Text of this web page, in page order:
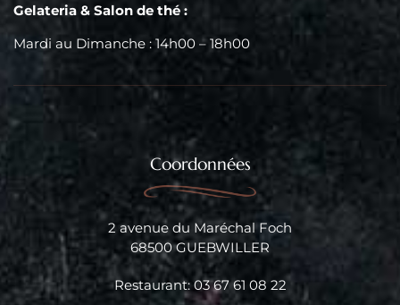
Coordonnées
2 avenue du Maréchal Foch
68500 GUEBWILLER
Restaurant: 03 67 61 08 22
Gelateria & Salon de thé :
Mardi au Dimanche : 14h00 – 18h00